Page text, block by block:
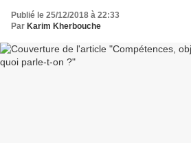
Publié le 25/12/2018 à 22:33
Par Karim Kherbouche